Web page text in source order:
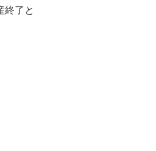
終了と